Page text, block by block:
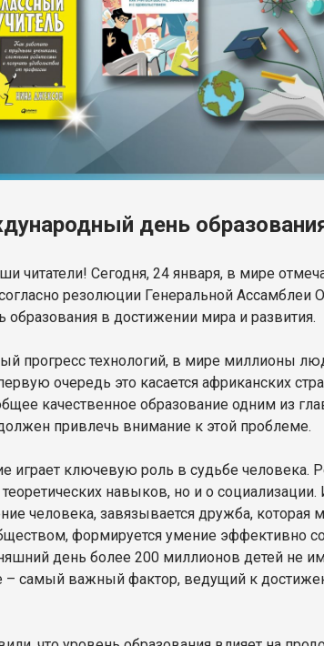
день
читатели! Сегодня, 24 января, в мире
резолюции Генеральной Ассамблеи
в достижении мира и развития.
прогресс технологий, в мире миллионы
очередь это касается африканских
качественное образование одним из
привлечь внимание к этой проблеме.
играет ключевую роль в судьбе человека.
навыков, но и о
человека, завязывается дружба, которая
формируется умение эффективно
день более 200 миллионов детей не
– самый важный фактор, ведущий к